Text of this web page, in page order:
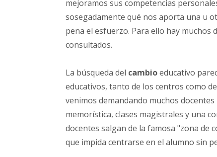
mejoramos sus competencias
sosegadamente qué nos aporta una u
pena el esfuerzo. Para ello hay muchos
consultados.
La búsqueda del cambioeducativo
educativos, tanto de los centros como
venimos demandando muchos
memorística, clases magistrales y una
docentes salgan de la famosa "zona
que impida centrarse en el alumno sin